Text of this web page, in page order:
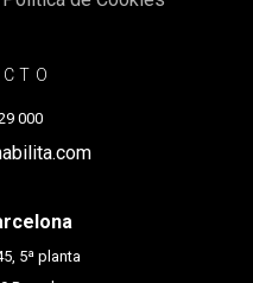
000
5ª planta